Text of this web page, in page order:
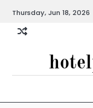
content
Thursday, Jun 18, 2026